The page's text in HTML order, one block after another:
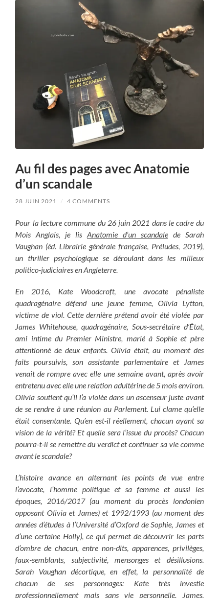
Au fil des pages avec Anatomie
d’un scandale
28 JUIN 2021 / 4 COMMENTS
Pour la lecture commune du 26 juin 2021 dans le cadre du
Mois Anglais, je lis Anatomie d’un scandalede Sarah
Vaughan (éd. Librairie générale française, Préludes, 2019),
un thriller psychologique se déroulant dans les milieux
politico-judiciaires en Angleterre.
En 2016, Kate Woodcroft, une avocate pénaliste
quadragénaire défend une jeune femme, Olivia Lytton,
victime de viol. Cette dernière prétend avoir été violée par
James Whitehouse, quadragénaire, Sous-secrétaire d’État,
ami intime du Premier Ministre, marié à Sophie et père
attentionné de deux enfants. Olivia était, au moment des
faits poursuivis, son assistante parlementaire et James
venait de rompre avec elle une semaine avant, après avoir
entretenu avec elle une relation adultérine de 5 mois environ.
Olivia soutient qu’il l’a violée dans un ascenseur juste avant
de se rendre à une réunion au Parlement. Lui clame qu’elle
était consentante. Qu’en est-il réellement, chacun ayant sa
vision de la vérité? Et quelle sera l’issue du procès? Chacun
pourra-t-il se remettre du verdict et continuer sa vie comme
avant le scandale?
L’histoire avance en alternant les points de vue entre
l’avocate, l’homme politique et sa femme et aussi les
époques, 2016/2017 (au moment du procès londonien
opposant Olivia et James) et 1992/1993 (au moment des
années d’études à l’Université d’Oxford de Sophie, James et
d’une certaine Holly), ce qui permet de découvrir les parts
d’ombre de chacun, entre non-dits, apparences, privilèges,
faux-semblants, subjectivité, mensonges et désillusions.
Sarah Vaughan décortique, en effet, la personnalité de
chacun de ses personnages: Kate très investie
professionnellement mais sans vie personnelle, James,